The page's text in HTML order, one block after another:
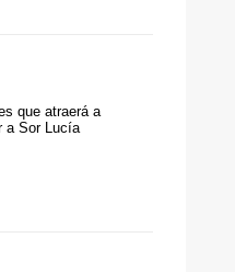
que atraerá a
a Sor Lucía